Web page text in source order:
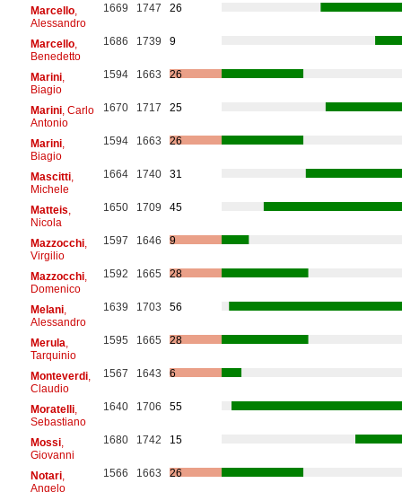
Marcello,
Alessandro
1669 1747 26
Marcello,
Benedetto
1686 1739 9
Marini,
Biagio
1594 1663 26
Marini, Carlo
Antonio
1670 1717 25
Marini,
Biagio
1594 1663 26
Mascitti,
Michele
1664 1740 31
Matteis
Nicola
1650 1709 45
Mazzocchi,
Virgilio
1597 1646 9
Mazzocchi,
Domenico
1592 1665 28
Melani,
Alessandro
1639 1703 56
Merula
Tarquinio
1595 1665 28
Monteverdi,
Claudio
1567 1643 6
Moratelli,
Sebastiano
1640 1706 55
Mossi,
Giovanni
1680 1742 15
Notari,
Angelo
1566 1663 26